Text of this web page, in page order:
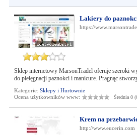
Lakiery do
https://
Sklep internetowy MarsonTradel oferuje szeroki
do pielęgnacji paznokci i manicure. Pragnąc
Kategorie: Sklepy i Hurtownie
Ocena użytkowników www:
Średnia 0
Krem na
http://www.eucerin.com